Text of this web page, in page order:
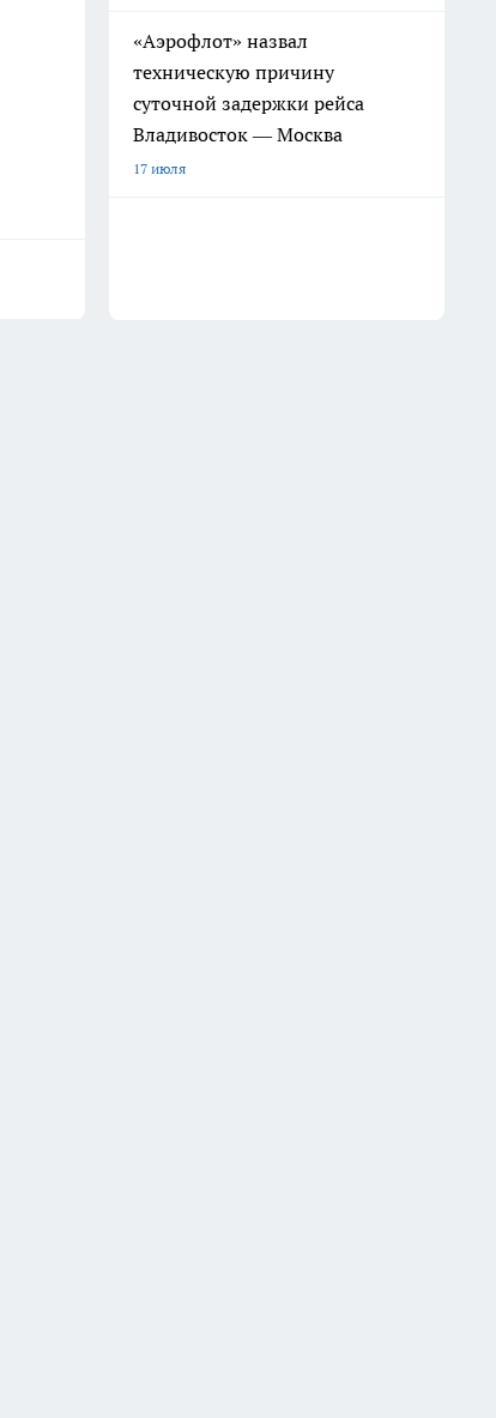
«Аэрофлот» назвал
техническую причину
суточной задержки рейса
Владивосток — Москва
17 июля